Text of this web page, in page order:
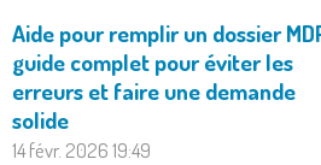
Aide pour remplir un dossier
guide complet pour éviter les
erreurs et faire une demande
solide
14 févr. 202619:49